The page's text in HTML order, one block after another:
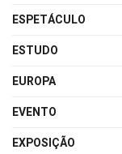
ESPETÁCULO
ESTUDO
EUROPA
EVENTO
EXPOSIÇÃO